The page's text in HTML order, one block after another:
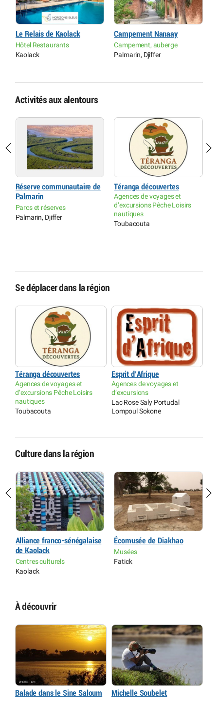
Le Relais de Kaolack
Hôtel Restaurants
Kaolack
Campement Nanaay
Campement, auberge
Palmarin, Djiffer
Activités aux alentours
Réserve communautaire de
Palmarin
Parcs et réserves
Palmarin, Djiffer
Téranga découvertes
Agences de voyages et
d’excursions Pêche Loisirs
nautiques
Toubacouta
Se déplacer dans la région
Téranga découvertes
Agences de voyages et
d’excursions Pêche Loisirs
nautiques
Toubacouta
Esprit d’Afrique
Agences de voyages et
d’excursions
Lac Rose Saly Portudal
Lompoul Sokone
Culture dans la région
Alliance franco-sénégalaise
de Kaolack
Centres culturels
Kaolack
Écomusée de Diakhao
Musées
Fatick
À découvrir
Balade dans le Sine Saloum Michelle Soubelet